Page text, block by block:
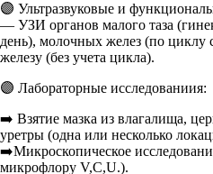
🟣 Ультразвуковые и
— УЗИ органов малого таза
день), молочных желез (по
железу (без учета цикла).
🟣 Лабораторные исследованиия:
➡️ Взятие мазка из влагалища,
уретры (одна или несколько
➡️Микроскопическое
микрофлору V,C,U.).